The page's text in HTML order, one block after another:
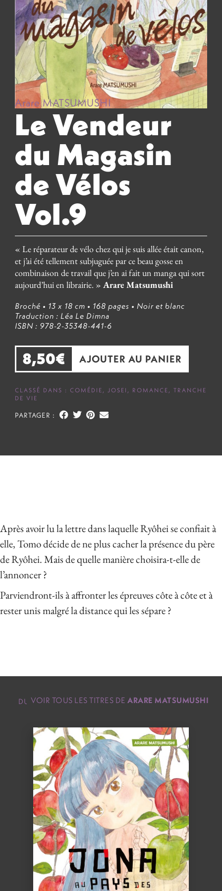
Arare MATSUMUSHI
Le Vendeur
du Magasin
de Vélos
Vol.9
« Le réparateur de vélo chez qui je suis allée était canon,
et j’ai été tellement subjuguée par ce beau gosse en
combinaison de travail que j’en ai fait un manga qui sort
aujourd’hui en librairie. » Arare Matsumushi
Broché • 13 x 18 cm • 168 pages • Noir et blanc
Traduction : Léa Le Dimna
ISBN : 978-2-35348-441-6
8,50€ AJOUTER AU PANIER
CLASSÉ DANS : COMÉDIE , JOSEI , ROMANCE , TRANCHE
DE VIE
PARTAGER :
Après avoir lu la lettre dans laquelle Ryôhei se confiait à
elle, Tomo décide de ne plus cacher la présence du père
de Ryôhei. Mais de quelle manière choisira-t-elle de
l’annoncer ?
Parviendront-ils à affronter les épreuves côte à côte et à
rester unis malgré la distance qui les sépare ?
VOIR TOUS LES TITRES DEARARE MATSUMUSHI
DU MÊMEAUTEUR